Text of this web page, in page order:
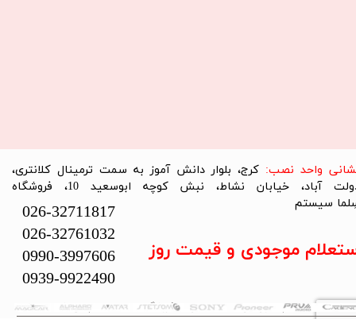
تمام حقوق این سایت متعلق به فروشگاه سلما سیستم می‌باشد.
واحد نصب: کرج، بلوار دانش آموز به سمت ترمینال کلانتری،
دولت آباد، خیابان نشاط، نبش کوچه ابوسعید 10، فروشگاه
سیستم​​​​​​​
026-32711817
026-32761032
0990-3997606
0939-9922490
موجودی و قیمت روز